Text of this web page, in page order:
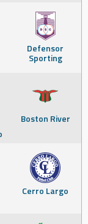
Defensor
Sporting
Boston River
Cerro Largo